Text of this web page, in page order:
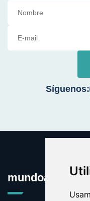
Síguenos:
mundoauto.es